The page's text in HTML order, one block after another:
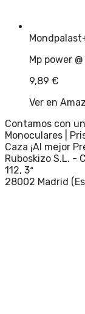
Mondpalast
Mp power
9,89 €
Ver en
Contamos con
Monoculares |
Caza ¡Al mejor
Ruboskizo S.L. -
112, 3ª
28002 Madrid